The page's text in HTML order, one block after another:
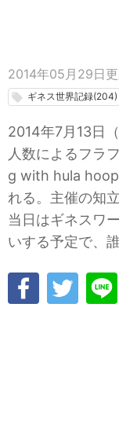
2014年05月29日
local_offer ギネス世界記録(204)
2014年7月13日
人数によるフラ
g with hula
れる。主催の知
当日はギネスワ
いする予定で、